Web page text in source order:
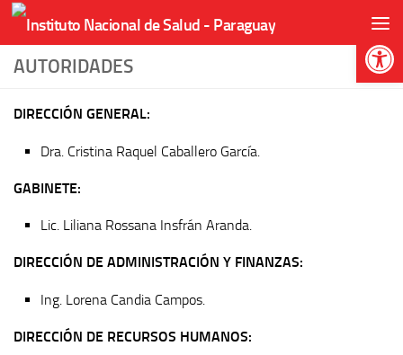
Skip to content
AUTORIDADES
DIRECCIÓN GENERAL:
Dra. Cristina Raquel Caballero García.
GABINETE:
Lic. Liliana Rossana Insfrán Aranda.
DIRECCIÓN DE ADMINISTRACIÓN Y FINANZAS:
Ing. Lorena Candia Campos.
DIRECCIÓN DE RECURSOS HUMANOS: